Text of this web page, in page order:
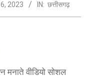
2023 IN: छत्तीसगढ़
मनाते वीडियो सोशल